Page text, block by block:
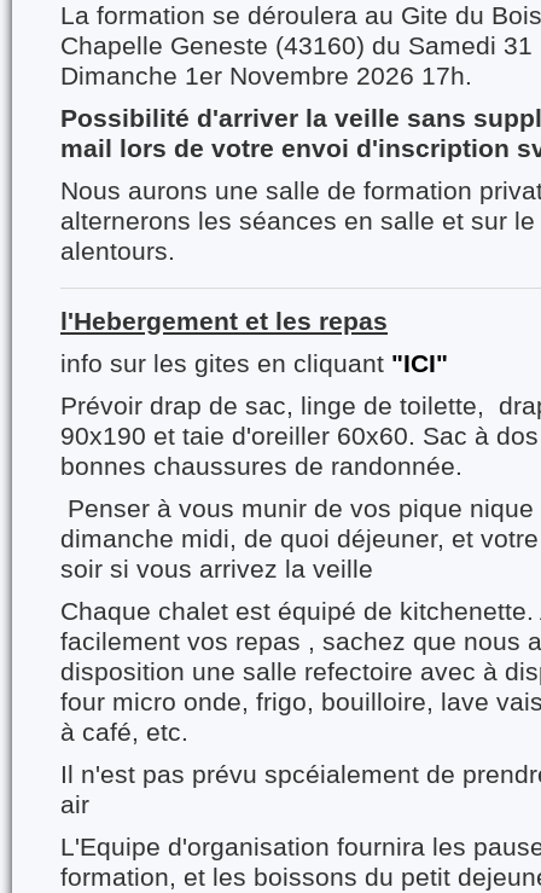
La formation se déroulera au Gite du
Chapelle Geneste (43160) du Samedi
Dimanche 1er Novembre 2026 17h.
Possibilité d'arriver la veille sans
mail lors de votre envoi d'inscription
Nous aurons une salle de formation
alternerons les séances en salle et sur
alentours.
l'Hebergement et les repas
info sur les gites en cliquant "ICI"
Prévoir drap de sac, linge de toilette,
90x190 et taie d'oreiller 60x60. Sac à
bonnes chaussures de randonnée.
Penser à vous munir de vos pique
dimanche midi, de quoi déjeuner, et
soir si vous arrivez la veille
Chaque chalet est équipé de
facilement vos repas , sachez que nous
disposition une salle refectoire avec à
four micro onde, frigo, bouilloire, lave
à café, etc.
Il n'est pas prévu spcéialement de
air
L'Equipe d'organisation fournira les
formation, et les boissons du petit